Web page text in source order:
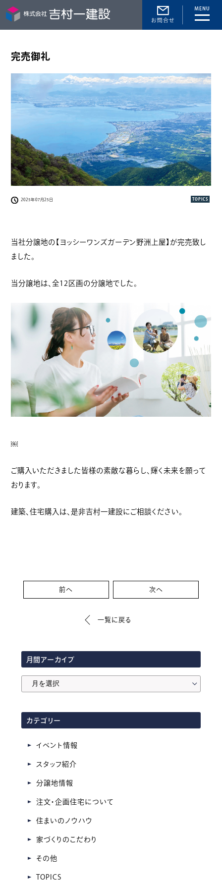
toggle
完売御礼
2025年07月25日 TOPICS
当社分譲地の【ヨッシーワンズガーデン野洲上屋】が完売致し
ました。
当分譲地は、全12区画の分譲地でした。
￼
ご購入いただきました皆様の素敵な暮らし、輝く未来を願って
おります。
建築、住宅購入は、是非吉村一建設にご相談ください。
前へ 次へ
一覧に戻る
月間アーカイブ
ア
ー
カ
イ
カテゴリー
イベント情報
スタッフ紹介
分譲地情報
注文・企画住宅について
住まいのノウハウ
家づくりのこだわり
その他
TOPICS